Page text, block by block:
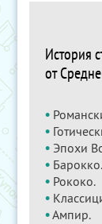
История
от
•
•
• Эпохи
• Барокко.
• Рококо.
•
•Ампир.